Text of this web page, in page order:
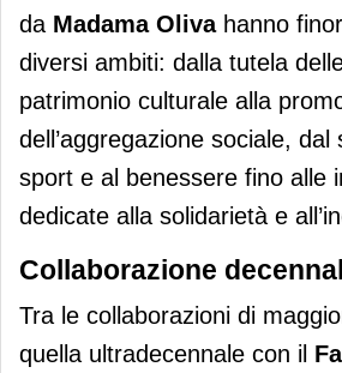
da MadamaOlivahanno
diversi ambiti: dalla tutela
patrimonio culturale alla
dell’aggregazione sociale, dal
sport e al benessere fino alle
dedicate alla solidarietà e
Collaborazione
Tra le collaborazioni di
quella ultradecennale con il